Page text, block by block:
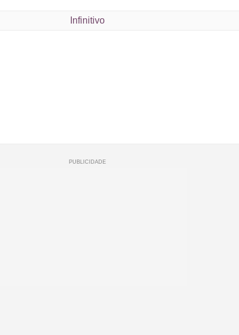
Infinitivo